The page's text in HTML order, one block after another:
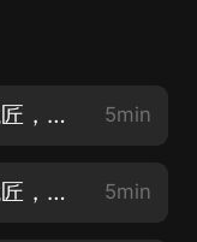
四川方言說民間故事：幽冥詭匠，七釘鎮魂釘 5min
四川方言說民間故事：幽冥詭匠，以命換邪術復仇 5min